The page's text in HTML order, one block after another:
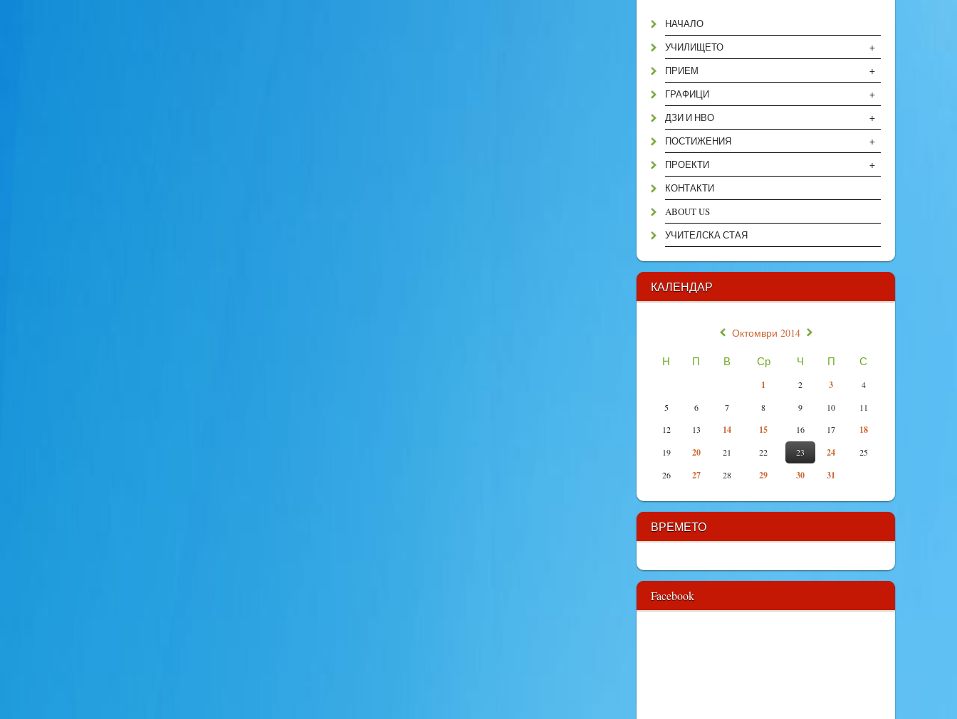
НАЧАЛО
+
УЧИЛИЩЕТО
+
ПРИЕМ
+
ГРАФИЦИ
+
ДЗИ И НВО
+
ПОСТИЖЕНИЯ
+
ПРОЕКТИ
КОНТАКТИ
ABOUT US
УЧИТЕЛСКА СТАЯ
КАЛЕНДАР
« Октомври 2014 »
Н П В Ср Ч П С
1 2 3
4
5
6 7 8 9 10
11
12
13 14 15 16 17 18
19 20 21 22 23 24
25
26
27 28 29 30 31
ВРЕМЕТО
Facebook